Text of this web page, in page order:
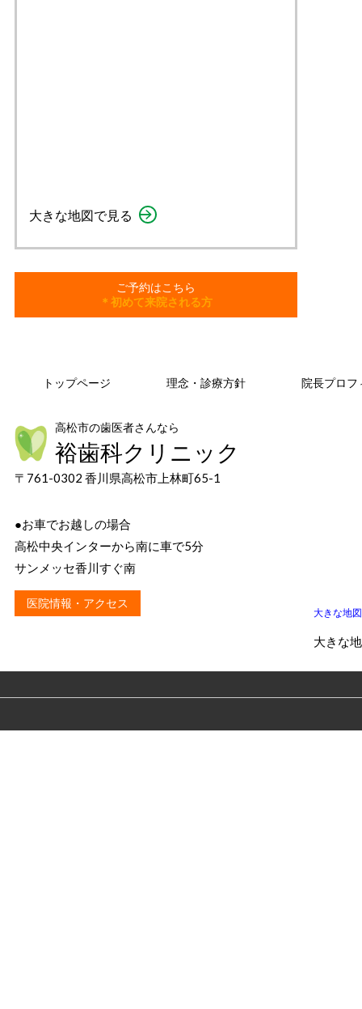
大きな地図で見る
ご予約はこちら
＊初めて来院される方
トップページ 理念・診療方針 院長プロフ
高松市の歯医者さんなら
裕歯科クリニック
〒761-0302 香川県高松市上林町65-1
●お車でお越しの場合
高松中央インターから南に車で5分
サンメッセ香川すぐ南
医院情報・アクセス
大きな地
大きな